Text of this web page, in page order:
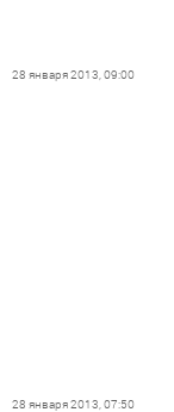
28 января 2013, 09:00
28 января 2013, 07:50